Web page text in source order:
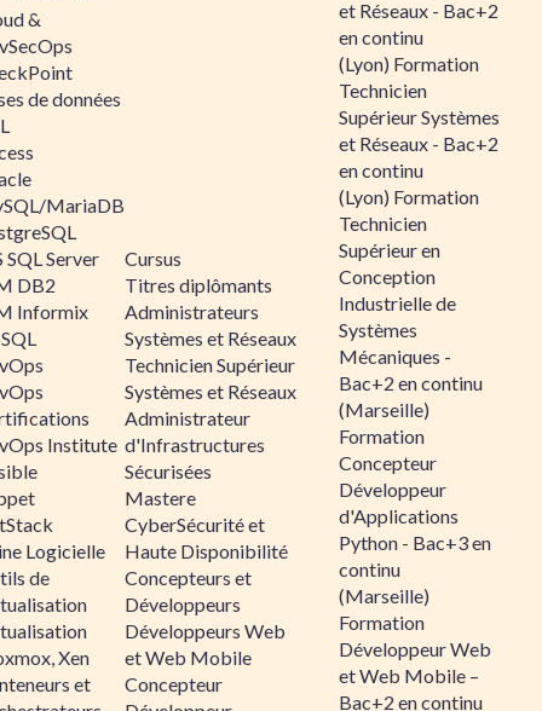
&
de données
MariaDB
SQL Server
DB2
Informix
Institute
Logicielle
de
Xen
et
Cursus
Titres diplômants
Administrateurs
Systèmes et Réseaux
Technicien Supérieur
Systèmes et Réseaux
Administrateur
d'Infrastructures
Sécurisées
Mastere
CyberSécurité et
Haute Disponibilité
Concepteurs et
Développeurs
Développeurs Web
et Web Mobile
Concepteur
et Réseaux - Bac+2
en continu
(Lyon) Formation
Technicien
Supérieur Systèmes
et Réseaux - Bac+2
en continu
(Lyon) Formation
Technicien
Supérieur en
Conception
Industrielle de
Systèmes
Mécaniques -
Bac+2 en continu
(Marseille)
Formation
Concepteur
Développeur
d'Applications
Python - Bac+3 en
continu
(Marseille)
Formation
Développeur Web
et Web Mobile –
Bac+2 en continu